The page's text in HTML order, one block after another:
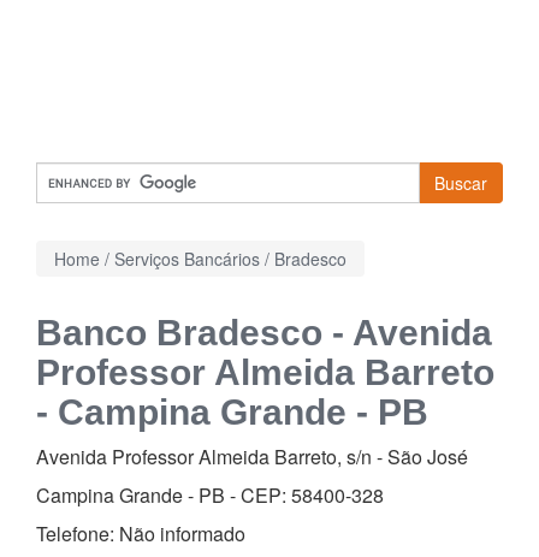
Buscar
Home / Serviços Bancários / Bradesco
Banco Bradesco - Avenida
Professor Almeida Barreto
- Campina Grande - PB
Avenida Professor Almeida Barreto, s/n -São José
Campina Grande - PB - CEP: 58400-328
Telefone: Não informado